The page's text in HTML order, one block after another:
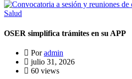
Salud
OSER simplifica trámites en su APP
Poradmin
julio 31, 2026
60 views